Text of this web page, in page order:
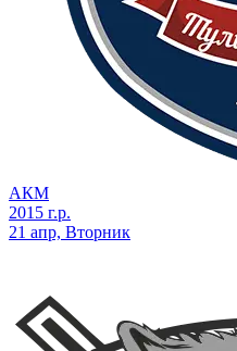
АКМ
2015 г.р.
21 апр, Вторник